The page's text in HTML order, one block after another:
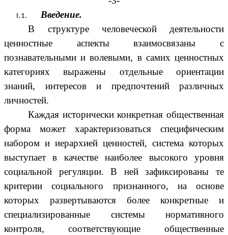
Введение.
В структуре человеческой деятельности
ценностные аспекты взаимосвязаны с
познавательными и волевыми, в самих ценностных
категориях выражены отдельные ориентации
знаний, интересов и предпочтений различных
личностей.
Каждая исторически конкретная общественная
форма может характеризоваться специфическим
набором и иерархией ценностей, система которых
выступает в качестве наиболее высокого уровня
социальной регуляции. В ней зафиксированы те
критерии социального признанного, на основе
которых развертываются более конкретные и
специализированные системы нормативного
контроля, соответствующие общественные